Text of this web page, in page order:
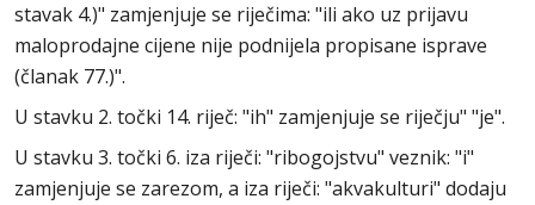
stavak 4.)" zamjenjuje se riječima: "ili ako uz prijavu
maloprodajne cijene nije podnijela propisane isprave
(članak 77.)".
U stavku 2. točki 14. riječ: "ih" zamjenjuje se riječju" "je".
U stavku 3. točki 6. iza riječi: "ribogojstvu" veznik: "i"
zamjenjuje se zarezom, a iza riječi: "akvakulturi" dodaju